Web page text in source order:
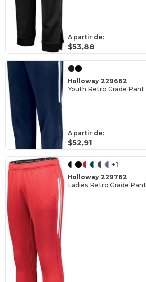
A partir de:
$53,88
Holloway 229662
Youth Retro Grade Pant
A partir de:
$52,91
+1
Holloway 229762
Ladies Retro Grade Pant